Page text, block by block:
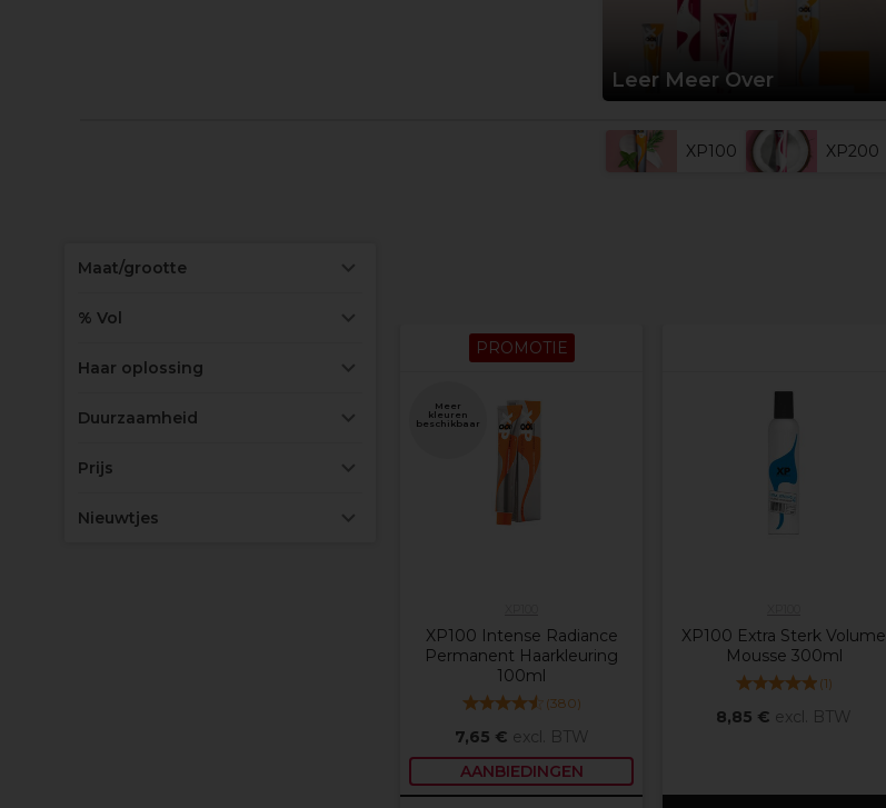
Leer Meer Over
XP100 XP200
Maat/grootte
% Vol
Haar oplossing
Duurzaamheid
Prijs
Nieuwtjes
PROMOTIE
Meer
kleuren
beschikbaar
XP100 Intense Radiance
Permanent Haarkleuring
100ml
(380)
7,65 € excl. BTW
AANBIEDINGEN
XP100 Extra Sterk Volume
Mousse 300ml
(1)
8,85 € excl. BTW